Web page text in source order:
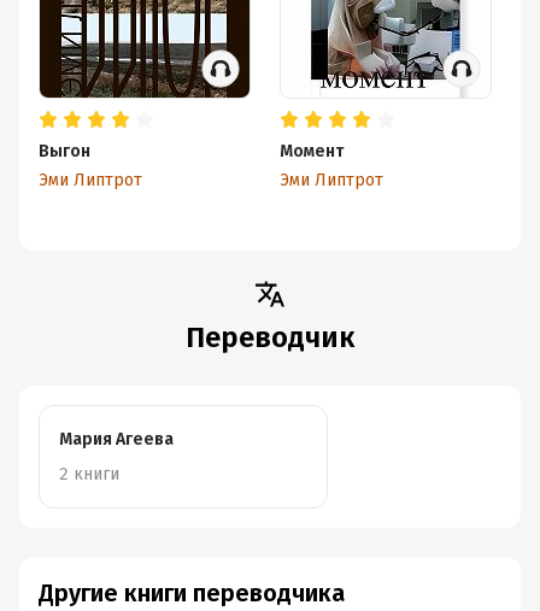
список любимых.
Выгон
Эми Липтрот
Момент
Эми Липтрот
Переводчик
Мария Агеева
2 книги
Другие книги переводчика